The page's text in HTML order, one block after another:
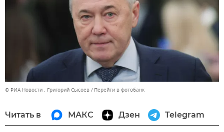
© РИА Новости . Григорий Сысоев Перейти в фотобанк
Читать в МАКС Дзен Telegram